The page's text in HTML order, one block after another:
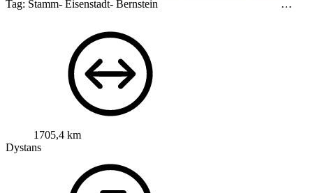
Tag: Stamm- Eisenstadt- Bernstein …
1705,4 km
Dystans